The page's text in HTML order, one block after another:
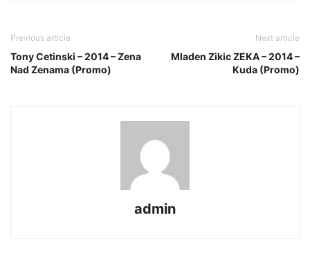
Previous article
Tony Cetinski – 2014 – Zena
Nad Zenama (Promo)
Next article
Mladen Zikic ZEKA – 2014 –
Kuda (Promo)
admin